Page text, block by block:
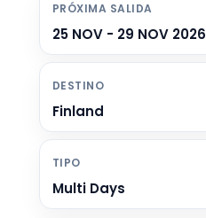
PRÓXIMA SALIDA
25 NOV - 29 NOV 2026
DESTINO
Finland
TIPO
Multi Days